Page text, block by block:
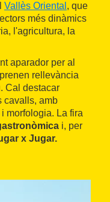
Vallès Oriental , que
més dinàmics
l'agricultura, la
aparador per al
rellevància
Cal destacar
cavalls, amb
morfologia. La fira
i, per
x Jugar.